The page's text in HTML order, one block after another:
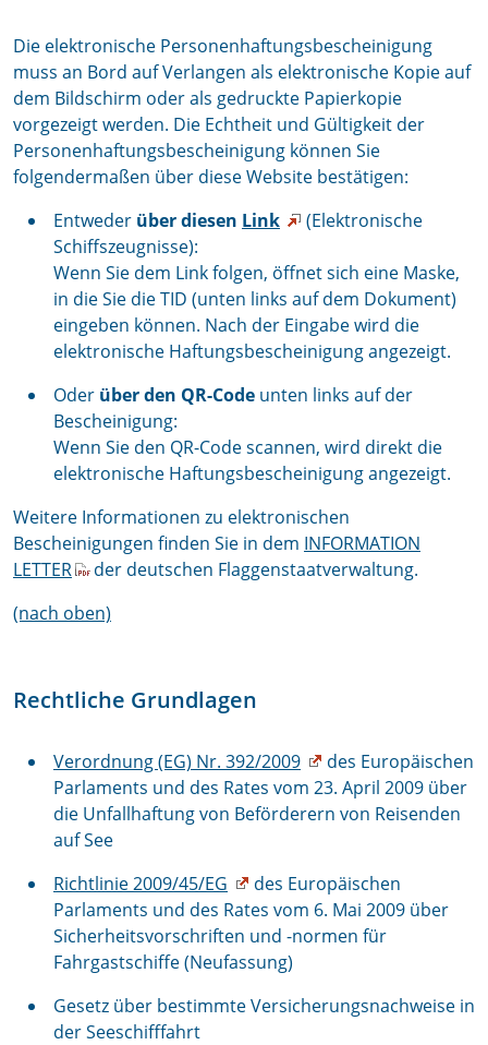
Die elektronische Personenhaftungsbescheinigung
muss an Bord auf Verlangen als elektronische Kopie auf
dem Bildschirm oder als gedruckte Papierkopie
vorgezeigt werden. Die Echtheit und Gültigkeit der
Personenhaftungsbescheinigung können Sie
folgendermaßen über diese Website bestätigen:
Entweder über diesen Link
(Elektronische
Schiffszeugnisse):
Wenn Sie dem Link folgen, öffnet sich eine Maske,
in die Sie die TID (unten links auf dem Dokument)
eingeben können. Nach der Eingabe wird die
elektronische Haftungsbescheinigung angezeigt.
Oder über den QR-Code unten links auf der
Bescheinigung:
Wenn Sie den QR-Code scannen, wird direkt die
elektronische Haftungsbescheinigung angezeigt.
Weitere Informationen zu elektronischen
Bescheinigungen finden Sie in dem INFORMATION
LETTER
der deutschen Flaggenstaatverwaltung.
(nach oben)
Rechtliche Grundlagen
Verordnung (EG) Nr. 392/2009
des Europäischen
Parlaments und des Rates vom 23. April 2009 über
die Unfallhaftung von Beförderern von Reisenden
auf See
Richtlinie 2009/45/EG
des Europäischen
Parlaments und des Rates vom 6. Mai 2009 über
Sicherheitsvorschriften und -normen für
Fahrgastschiffe (Neufassung)
Gesetz über bestimmte Versicherungsnachweise in
der Seeschifffahrt